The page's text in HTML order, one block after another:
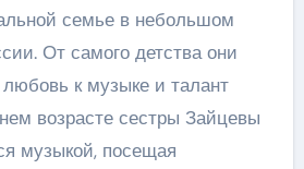
семье в небольшом
От самого детства они
к музыке и талант
возрасте сестры Зайцевы
музыкой, посещая